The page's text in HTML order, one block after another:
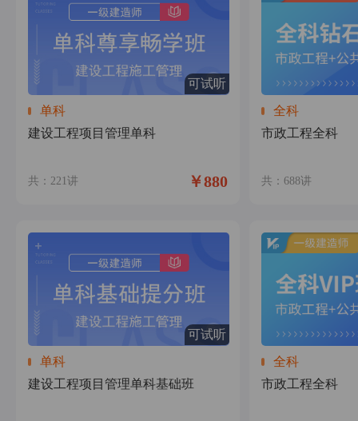
可试听
单科
建设工程项目管理单科
共：221讲 ￥880
全科
市政工程全科
共：688讲
可试听
单科
建设工程项目管理单科基础班
全科
市政工程全科